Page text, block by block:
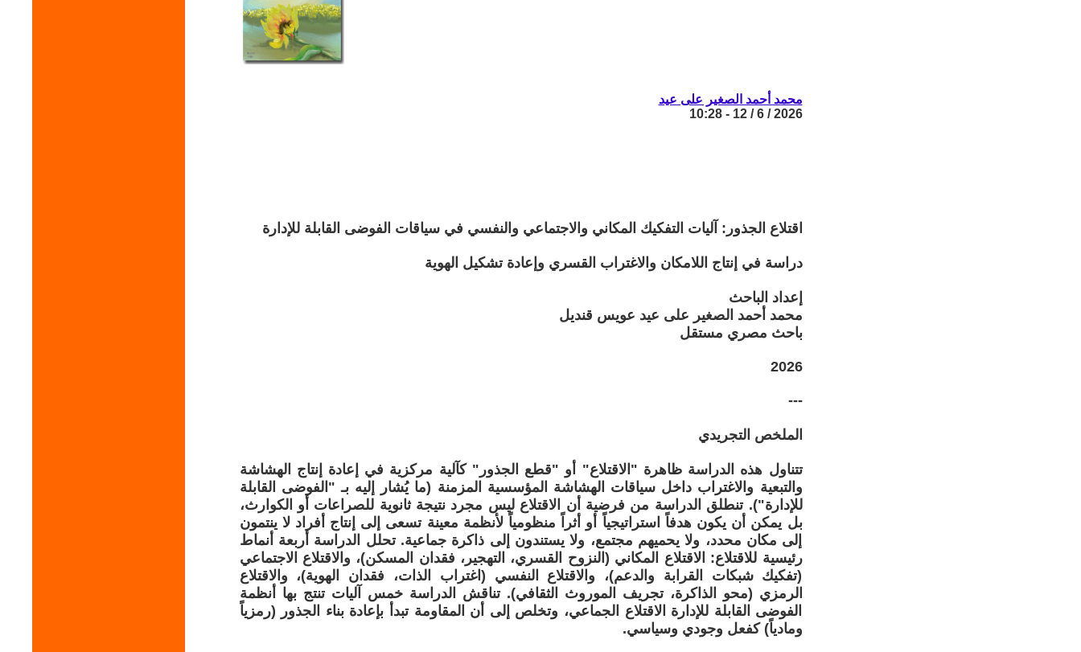
محمد أحمد الصغير على عيد
2026 / 6 / 12 - 10:28
اقتلاع الجذور: آليات التفكيك المكاني والاجتماعي والنفسي في سياقات الفوضى القابلة للإدارة
دراسة في إنتاج اللامكان والاغتراب القسري وإعادة تشكيل الهوية
إعداد الباحث
محمد أحمد الصغير على عيد عويس قنديل
باحث مصري مستقل
2026
---
الملخص التجريدي
تتناول هذه الدراسة ظاهرة "الاقتلاع" أو "قطع الجذور" كآلية مركزية في إعادة إنتاج الهشاشة
والتبعية والاغتراب داخل سياقات الهشاشة المؤسسية المزمنة (ما يُشار إليه بـ "الفوضى القابلة
للإدارة"). تنطلق الدراسة من فرضية أن الاقتلاع ليس مجرد نتيجة ثانوية للصراعات أو الكوارث،
بل يمكن أن يكون هدفاً استراتيجياً أو أثراً منظومياً لأنظمة معينة تسعى إلى إنتاج أفراد لا ينتمون
إلى مكان محدد، ولا يحميهم مجتمع، ولا يستندون إلى ذاكرة جماعية. تحلل الدراسة أربعة أنماط
رئيسية للاقتلاع: الاقتلاع المكاني (النزوح القسري، التهجير، فقدان المسكن)، والاقتلاع الاجتماعي
(تفكيك شبكات القرابة والدعم)، والاقتلاع النفسي (اغتراب الذات، فقدان الهوية)، والاقتلاع
الرمزي (محو الذاكرة، تجريف الموروث الثقافي). تناقش الدراسة خمس آليات تنتج بها أنظمة
الفوضى القابلة للإدارة الاقتلاع الجماعي، وتخلص إلى أن المقاومة تبدأ بإعادة بناء الجذور (رمزياً
ومادياً) كفعل وجودي وسياسي.